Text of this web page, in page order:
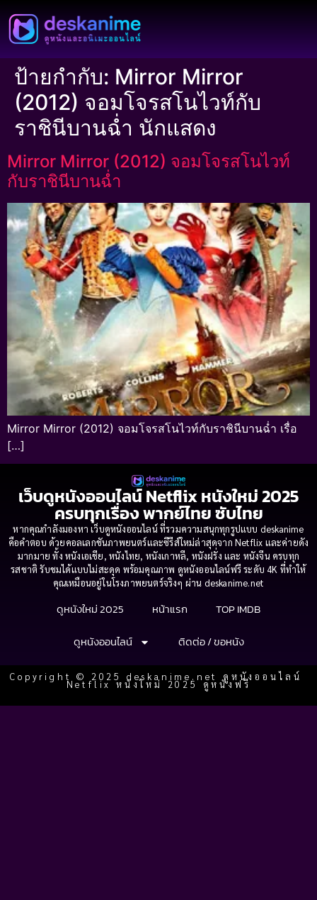
ป้ายกำกับ: Mirror Mirror
(2012) จอมโจรสโนไวท์กับ
ราชินีบานฉ่ำ นักแสดง
Mirror Mirror (2012) จอมโจรสโนไวท์
กับราชินีบานฉ่ำ
Mirror Mirror (2012) จอมโจรสโนไวท์กับราชินีบานฉ่ำ เรื่อ
[…]
เว็บดูหนังออนไลน์ Netflix หนังใหม่ 2025
ครบทุกเรื่อง พากย์ไทย ซับไทย
หากคุณกำลังมองหา เว็บดูหนังออนไลน์ ที่รวมความสนุกทุกรูปแบบ deskanime
คือคำตอบ ด้วยคอลเลกชันภาพยนตร์และซีรีส์ใหม่ล่าสุดจาก Netflix และค่ายดัง
มากมาย ทั้ง หนังเอเชีย, หนังไทย, หนังเกาหลี, หนังฝรั่ง และ หนังจีน ครบทุก
รสชาติ รับชมได้แบบไม่สะดุด พร้อมคุณภาพ ดูหนังออนไลน์ฟรี ระดับ 4K ที่ทำให้
คุณเหมือนอยู่ในโรงภาพยนตร์จริงๆ ผ่าน deskanime.net
ดูหนังใหม่ 2025 หน้าแรก
TOP IMDB
ดูหนังออนไลน์
ติดต่อ / ขอหนัง
Copyright © 2025 deskanime.net ดูหนังออนไลน์
Netflix หนังใหม่ 2025 ดูหนังฟรี